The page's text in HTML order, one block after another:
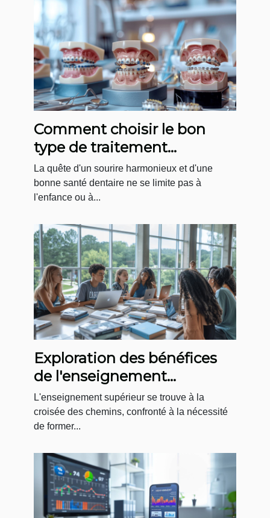
Comment choisir le bon
type de traitement
orthodontique pour adultes
La quête d'un sourire harmonieux et d'une
bonne santé dentaire ne se limite pas à
l'enfance ou à...
Exploration des bénéfices
de l'enseignement
supérieur axé sur la
transition résiliente
L'enseignement supérieur se trouve à la
croisée des chemins, confronté à la nécessité
de former...